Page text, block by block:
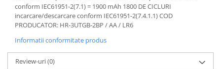
conform IEC61951-2(7.1) = 1900 mAh 1800 DE CICLURI
incarcare/descarcare conform IEC61951-2(7.4.1.1) COD
PRODUCATOR: HR-3UTGB-2BP / AA / LR6
Informatii conformitate produs
Review-uri(0)